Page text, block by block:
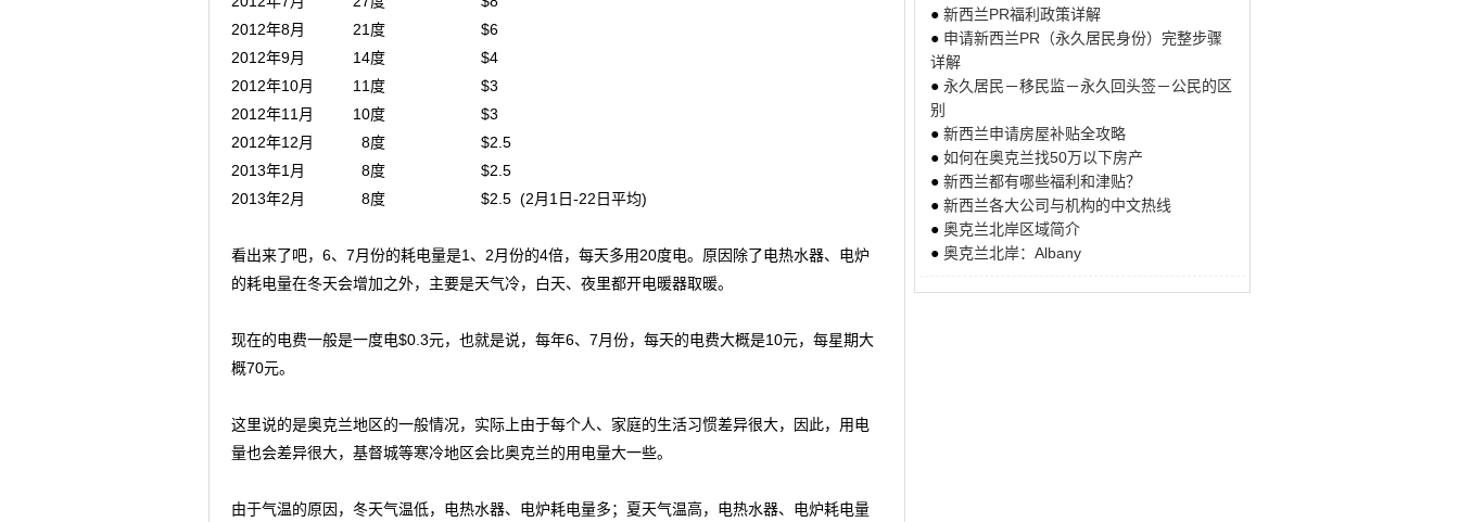
2012年8月 21度 $6
2012年9月 14度 $4
2012年10月 11度 $3
2012年11月 10度 $3
2012年12月 8度 $2.5
2013年1月 8度 $2.5
2013年2月 8度 $2.5 (2月1日-22日平均)
看出来了吧，6、7月份的耗电量是1、2月份的4倍，每天多用20度电。原因除了电热水器、电炉
的耗电量在冬天会增加之外，主要是天气冷，白天、夜里都开电暖器取暖。
现在的电费一般是一度电$0.3元，也就是说，每年6、7月份，每天的电费大概是10元，每星期大
概70元。
这里说的是奥克兰地区的一般情况，实际上由于每个人、家庭的生活习惯差异很大，因此，用电
量也会差异很大，基督城等寒冷地区会比奥克兰的用电量大一些。
由于气温的原因，冬天气温低，电热水器、电炉耗电量多；夏天气温高，电热水器、电炉耗电量
● 新西兰PR福利政策详解
● 申请新西兰PR（永久居民身份）完整步骤
详解
● 永久居民－移民监－永久回头签－公民的区
别
● 新西兰申请房屋补贴全攻略
● 如何在奥克兰找50万以下房产
● 新西兰都有哪些福利和津贴？
● 新西兰各大公司与机构的中文热线
● 奥克兰北岸区域简介
● 奥克兰北岸：Albany